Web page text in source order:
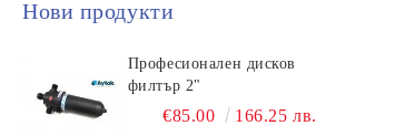
Нови продукти
Професионален дисков
филтър 2"
€85.00 166.25 лв.